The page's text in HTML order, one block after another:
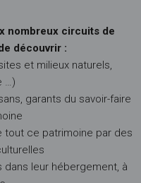
nombreux circuits de
découvrir :
et milieux naturels,
…)
garants du savoir-faire
tout ce patrimoine par des
leur hébergement, à